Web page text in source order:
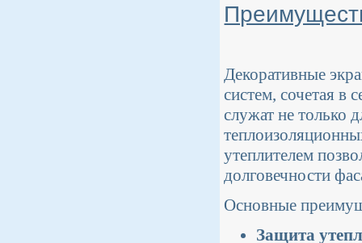
Декоративные
систем, сочетая в
служат не только
утеплителем
долговечности
Основные
Защита